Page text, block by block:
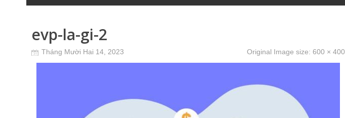
evp-la-gi-2
Tháng Mười Hai 14, 2023 Original Image size: 600 × 400